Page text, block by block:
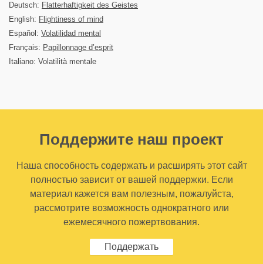
Deutsch: Flatterhaftigkeit des Geistes
English: Flightiness of mind
Español: Volatilidad mental
Français: Papillonnage d’esprit
Italiano: Volatilità mentale
Поддержите наш проект
Наша способность содержать и расширять этот сайт
полностью зависит от вашей поддержки. Если
материал кажется вам полезным, пожалуйста,
рассмотрите возможность однократного или
ежемесячного пожертвования.
Поддержать